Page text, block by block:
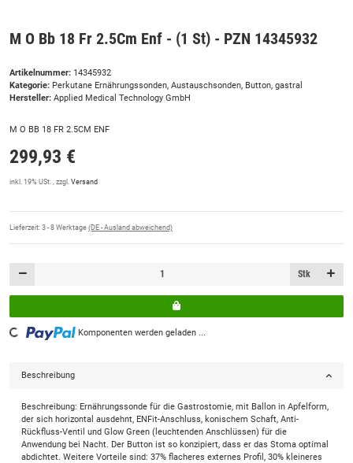
M O Bb 18 Fr 2.5Cm Enf - (1 St) - PZN 14345932
Artikelnummer: 14345932
Kategorie: Perkutane Ernährungssonden, Austauschsonden, Button, gastral
Hersteller: Applied Medical Technology GmbH
M O BB 18 FR 2.5CM ENF
299,93 €
inkl. 19% USt. , zzgl. Versand
Lieferzeit: 3 - 8 Werktage (DE - Ausland abweichend)
Stk
Loading... Komponenten werden geladen ...
Beschreibung
Beschreibung: Ernährungssonde für die Gastrostomie, mit Ballon in Apfelform,
der sich horizontal ausdehnt, ENFit-Anschluss, konischem Schaft, Anti-
Rückfluss-Ventil und Glow Green (leuchtenden Anschlüssen) für die
Anwendung bei Nacht. Der Button ist so konzipiert, dass er das Stoma optimal
abdichtet. Weitere Vorteile sind: 37% flacheres externes Profil, 30% kleineres